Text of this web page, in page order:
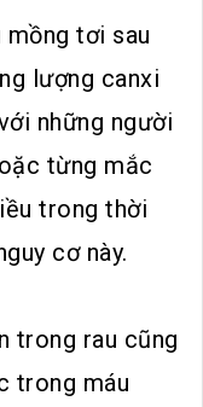
tơi sau
lượng canxi
những người
từng mắc
trong thời
cơ này.
trong rau cũng
trong máu